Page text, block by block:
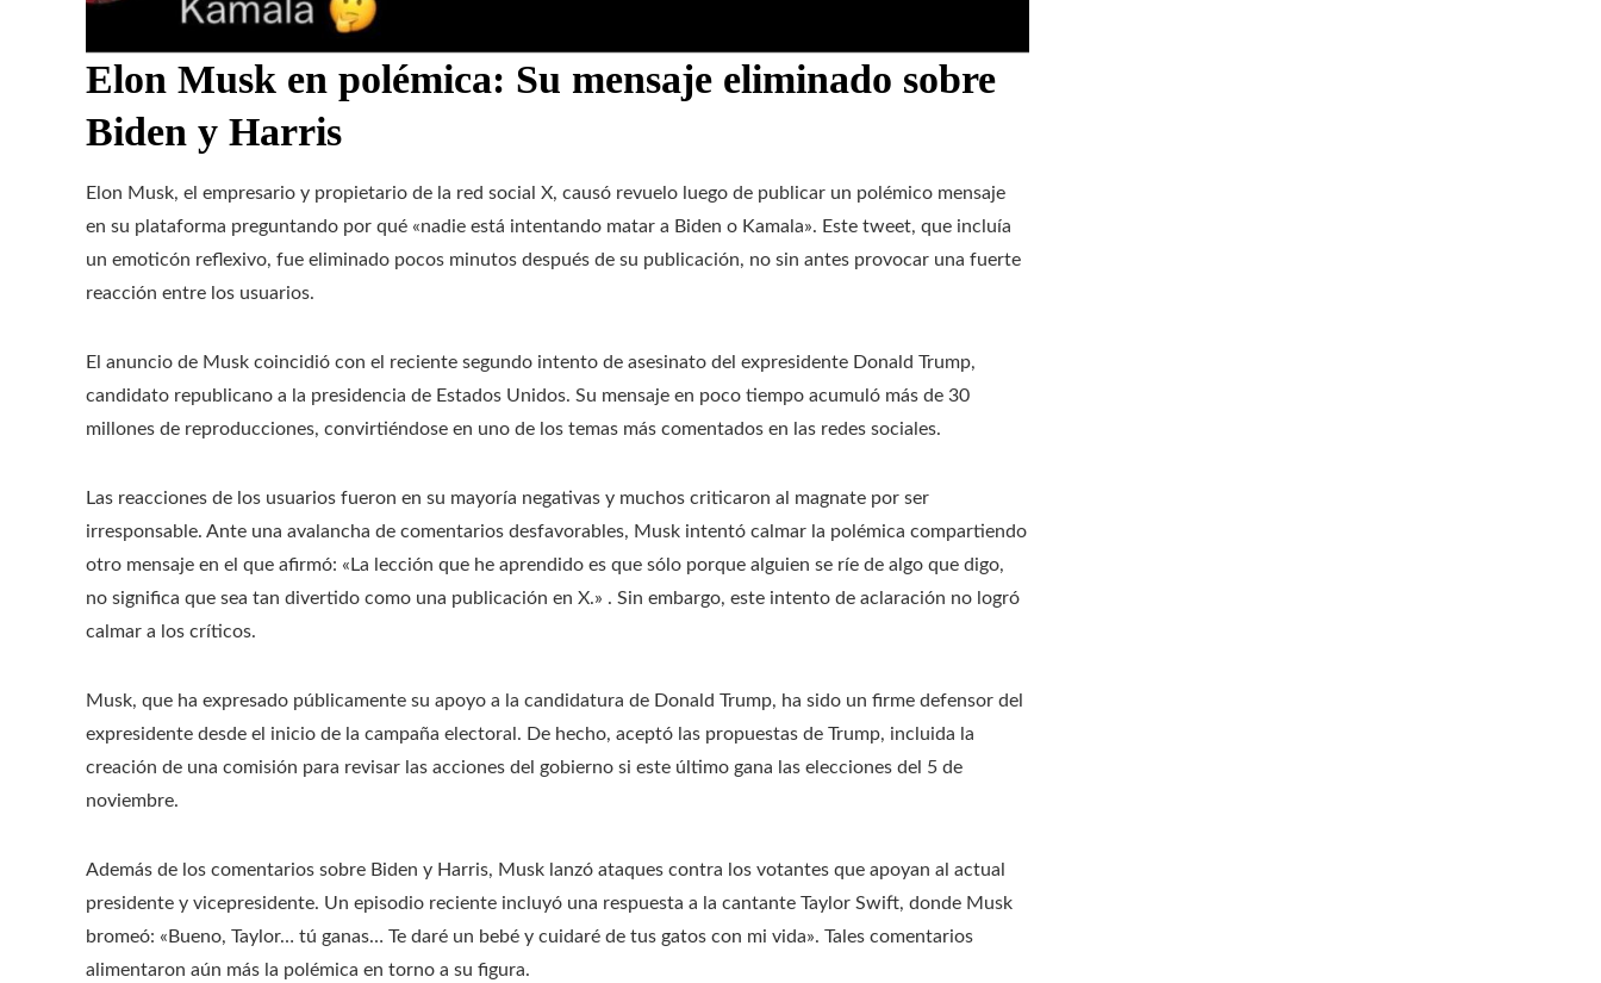
Elon Musk en polémica: Su mensaje eliminado sobre
Biden y Harris
Elon Musk, el empresario y propietario de la red social X, causó revuelo luego de publicar un polémico mensaje
en su plataforma preguntando por qué «nadie está intentando matar a Biden o Kamala». Este tweet, que incluía
un emoticón reflexivo, fue eliminado pocos minutos después de su publicación, no sin antes provocar una fuerte
reacción entre los usuarios.
El anuncio de Musk coincidió con el reciente segundo intento de asesinato del expresidente Donald Trump,
candidato republicano a la presidencia de Estados Unidos. Su mensaje en poco tiempo acumuló más de 30
millones de reproducciones, convirtiéndose en uno de los temas más comentados en las redes sociales.
Las reacciones de los usuarios fueron en su mayoría negativas y muchos criticaron al magnate por ser
irresponsable. Ante una avalancha de comentarios desfavorables, Musk intentó calmar la polémica compartiendo
otro mensaje en el que afirmó: «La lección que he aprendido es que sólo porque alguien se ríe de algo que digo,
no significa que sea tan divertido como una publicación en X.» . Sin embargo, este intento de aclaración no logró
calmar a los críticos.
Musk, que ha expresado públicamente su apoyo a la candidatura de Donald Trump, ha sido un firme defensor del
expresidente desde el inicio de la campaña electoral. De hecho, aceptó las propuestas de Trump, incluida la
creación de una comisión para revisar las acciones del gobierno si este último gana las elecciones del 5 de
noviembre.
Además de los comentarios sobre Biden y Harris, Musk lanzó ataques contra los votantes que apoyan al actual
presidente y vicepresidente. Un episodio reciente incluyó una respuesta a la cantante Taylor Swift, donde Musk
bromeó: «Bueno, Taylor… tú ganas… Te daré un bebé y cuidaré de tus gatos con mi vida». Tales comentarios
alimentaron aún más la polémica en torno a su figura.